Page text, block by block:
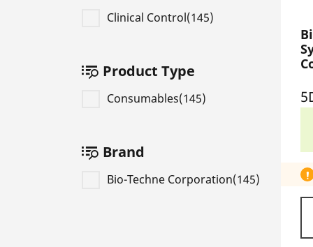
Clinical Control(145)
Product Type
Consumables(145)
Brand
Bio-Techne Corporation(145)